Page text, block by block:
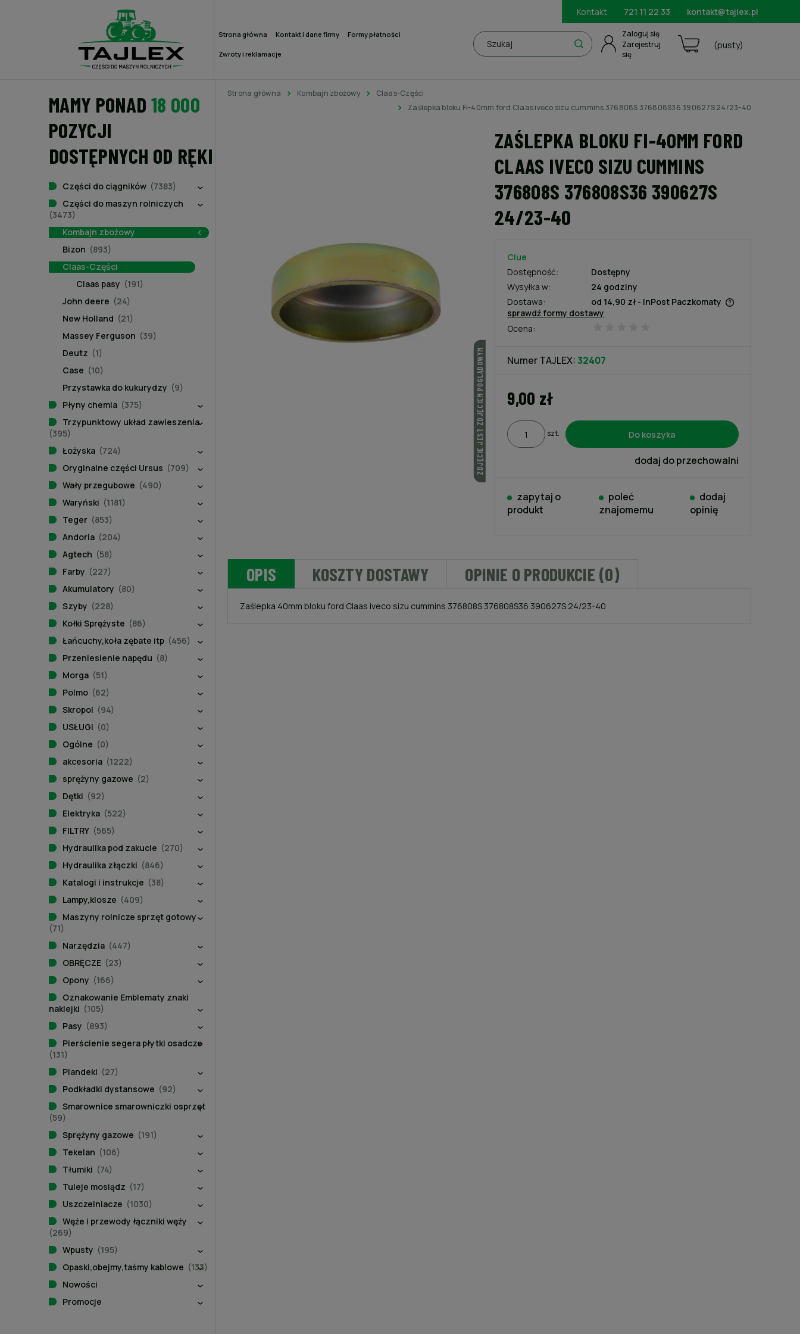
Kontakt 721 11 22 33 kontakt@tajlex.pl
Strona główna Kontakt i dane firmy Formy płatności
Zwroty i reklamacje
(pusty)
Zarejestruj
się
Zaloguj się
MAMY PONAD 18 000
POZYCJI
DOSTĘPNYCH OD RĘKI
Części do ciągników (7383)
Części do maszyn rolniczych
(3473)
Kombajn zbożowy
Bizon (893)
Claas-Części
Claas pasy (191)
John deere (24)
New Holland (21)
Massey Ferguson (39)
Deutz (1)
Case (10)
Przystawka do kukurydzy (9)
Płyny chemia (375)
Trzypunktowy układ zawieszenia
(395)
Łożyska (724)
Oryginalne części Ursus (709)
Wały przegubowe (490)
Waryński (1181)
Teger (853)
Andoria (204)
Agtech (58)
Farby (227)
Akumulatory (80)
Szyby (228)
Kołki Sprężyste (86)
Łańcuchy,koła zębate itp (456)
Przeniesienie napędu (8)
Morga (51)
Polmo (62)
Skropol (94)
USŁUGI (0)
Ogólne (0)
akcesoria (1222)
sprężyny gazowe (2)
Dętki (92)
Elektryka (522)
FILTRY (565)
Hydraulika pod zakucie (270)
Hydraulika złączki (846)
Katalogi i instrukcje (38)
Lampy,klosze (409)
Maszyny rolnicze sprzęt gotowy
(71)
Narzędzia (447)
OBRĘCZE (23)
Opony (166)
Oznakowanie Emblematy znaki
naklejki (105)
Pasy (893)
Pierścienie segera płytki osadcze
(131)
Plandeki (27)
Podkładki dystansowe (92)
Smarownice smarowniczki osprzęt
(59)
Sprężyny gazowe (191)
Tekelan (106)
Tłumiki (74)
Tuleje mosiądz (17)
Uszczelniacze (1030)
Węże i przewody łączniki węży
(269)
Wpusty (195)
Opaski,obejmy,taśmy kablowe (133)
Nowości
Promocje
Strona główna Kombajn zbożowy
Claas-Części
Zaślepka bloku Fi-40mm ford Claas iveco sizu cummins 376808S 376808S36 390627S 24/23-40
ZAŚLEPKA BLOKU FI-40MM FORD
CLAAS IVECO SIZU CUMMINS
376808S 376808S36 390627S
24/23-40
ZDJĘCIE JEST ZDJĘCIEM POGLĄDOWYM
Ocena:
Clue
Dostępność:
Dostępny
Wysyłka w:
24 godziny
Dostawa:
od 14,90 zł - InPost Paczkomaty
sprawdź formy dostawy
Numer TAJLEX:32407
9,00 zł
szt. Do koszyka
dodaj do przechowalni
zapytaj o
produkt
poleć
znajomemu
dodaj
opinię
OPIS KOSZTY DOSTAWY OPINIE O PRODUKCIE (0)
Zaślepka 40mm bloku ford Claas iveco sizu cummins 376808S 376808S36 390627S 24/23-40